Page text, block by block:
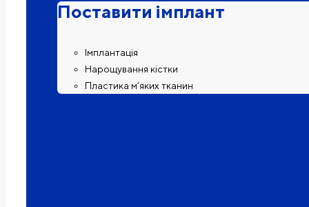
Поставити імплант
Імплантація
Нарощування кістки
Пластика м’яких тканин